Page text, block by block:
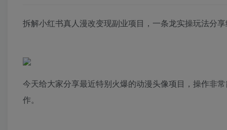
拆解小红书真人漫改变现副业项目，一条龙实操玩法分
今天给大家分享最近特别火爆的动漫头像项目，操作非
作。